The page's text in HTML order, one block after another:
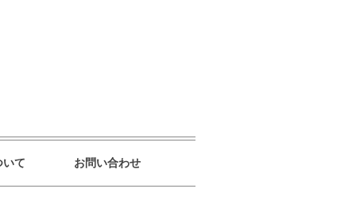
いて お問い合わせ